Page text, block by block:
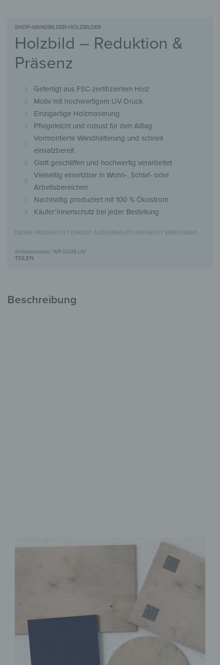
SHOP›WANDBILDER›HOLZBILDER
Holzbild – Reduktion &
Präsenz
Gefertigt aus FSC-zertifiziertem Holz
Motiv mit hochwertigem UV-Druck
Einzigartige Holzmaserung
Pflegeleicht und robust für den Alltag
Vormontierte Wandhalterung und schnell
einsatzbereit
Glatt geschliffen und hochwertig verarbeitet
Vielseitig einsetzbar in Wohn-, Schlaf- oder
Arbeitsbereichen
Nachhaltig produziert mit 100 % Ökostrom
Käufer*innenschutz bei jeder Bestellung
DIESES PRODUKT IST DERZEIT AUSVERKAUFT UND NICHT VERFÜGBAR.
WP-5508-UV
TEILEN
Beschreibung